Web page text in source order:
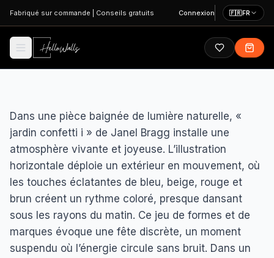
Aller au contenu principal
Fabriqué sur commande Conseils gratuits Connexion 🇫🇷FR
Dans une pièce baignée de lumière naturelle, «
jardin confetti i » de Janel Bragg installe une
atmosphère vivante et joyeuse. L’illustration
horizontale déploie un extérieur en mouvement, où
les touches éclatantes de bleu, beige, rouge et
brun créent un rythme coloré, presque dansant
sous les rayons du matin. Ce jeu de formes et de
marques évoque une fête discrète, un moment
suspendu où l’énergie circule sans bruit. Dans un